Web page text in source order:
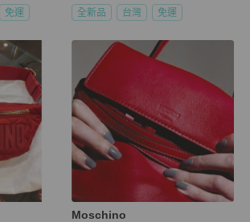
免運 全新品 台灣 免運
Moschino